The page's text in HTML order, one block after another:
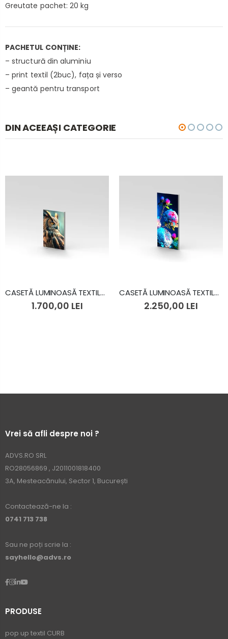
Greutate pachet: 20 kg
PACHETUL CONȚINE:
– structură din aluminiu
– print textil (2buc), fața și verso
– geantă pentru transport
DIN ACEEAȘI CATEGORIE
CASETĂ LUMINOASĂ TEXTILĂ 1.0X2.0 M
1.700,00 LEI
CASETĂ LUMINOASĂ TEXTILĂ 1.0X3.0 M
2.250,00 LEI
Vrei să afli despre noi ?
ADVS.RO SRL
RO28056869 , J2011001818400
3A, Mesteacănului, Sector 1, București
Contactează-ne la :
0741 713 738
Sau ne poți scrie la :
sayhello@advs.ro
PRODUSE
pop up textil CURB